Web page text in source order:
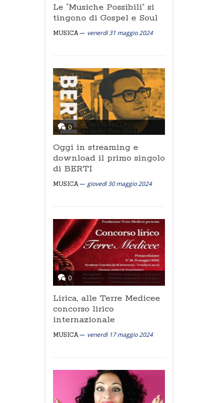
Le “Musiche Possibili” si
tingono di Gospel e Soul
MUSICA venerdì 31 maggio 2024
0
Oggi in streaming e
download il primo singolo
di BERTI
MUSICA giovedì 30 maggio 2024
0
Lirica, alle Terre Medicee
concorso lirico
internazionale
MUSICA venerdì 17 maggio 2024